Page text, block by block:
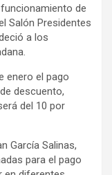
de
Salón Presidentes
a los
enero el pago
descuento,
del 10 por
García Salinas,
para el pago